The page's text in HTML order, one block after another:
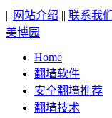
|| 网站介绍 || 联系我们
美博园
Home
翻墙软件
安全翻墙推荐
翻墙技术